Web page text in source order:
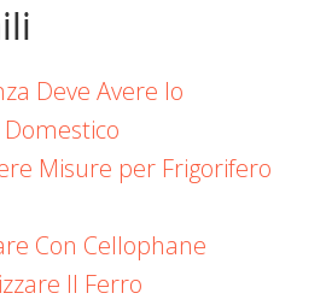
Deve Avere lo
Misure per Frigorifero
Con Cellophane
Il Ferro